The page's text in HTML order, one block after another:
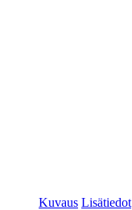
Kuvaus Lisätiedot